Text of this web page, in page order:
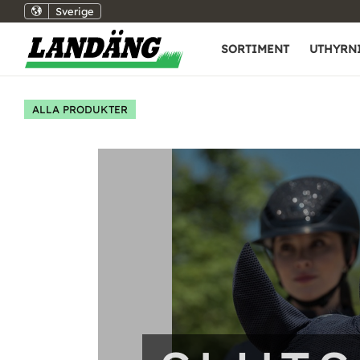
Sverige
SORTIMENT
ALLA PRODUKTER